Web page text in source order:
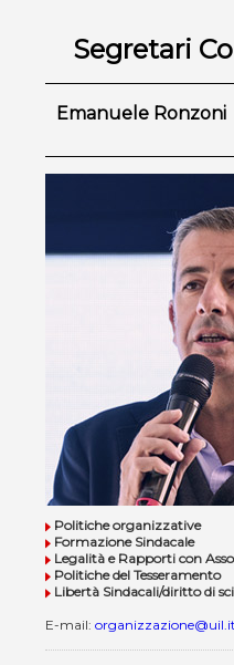
Segretari
Emanuele Ronzoni
Politiche organizzative
Formazione Sindacale
Legalità e Rapporti con
Politiche del Tesseramento
Libertà Sindacali/diritto di
E-mail: organizzazione@uil.it